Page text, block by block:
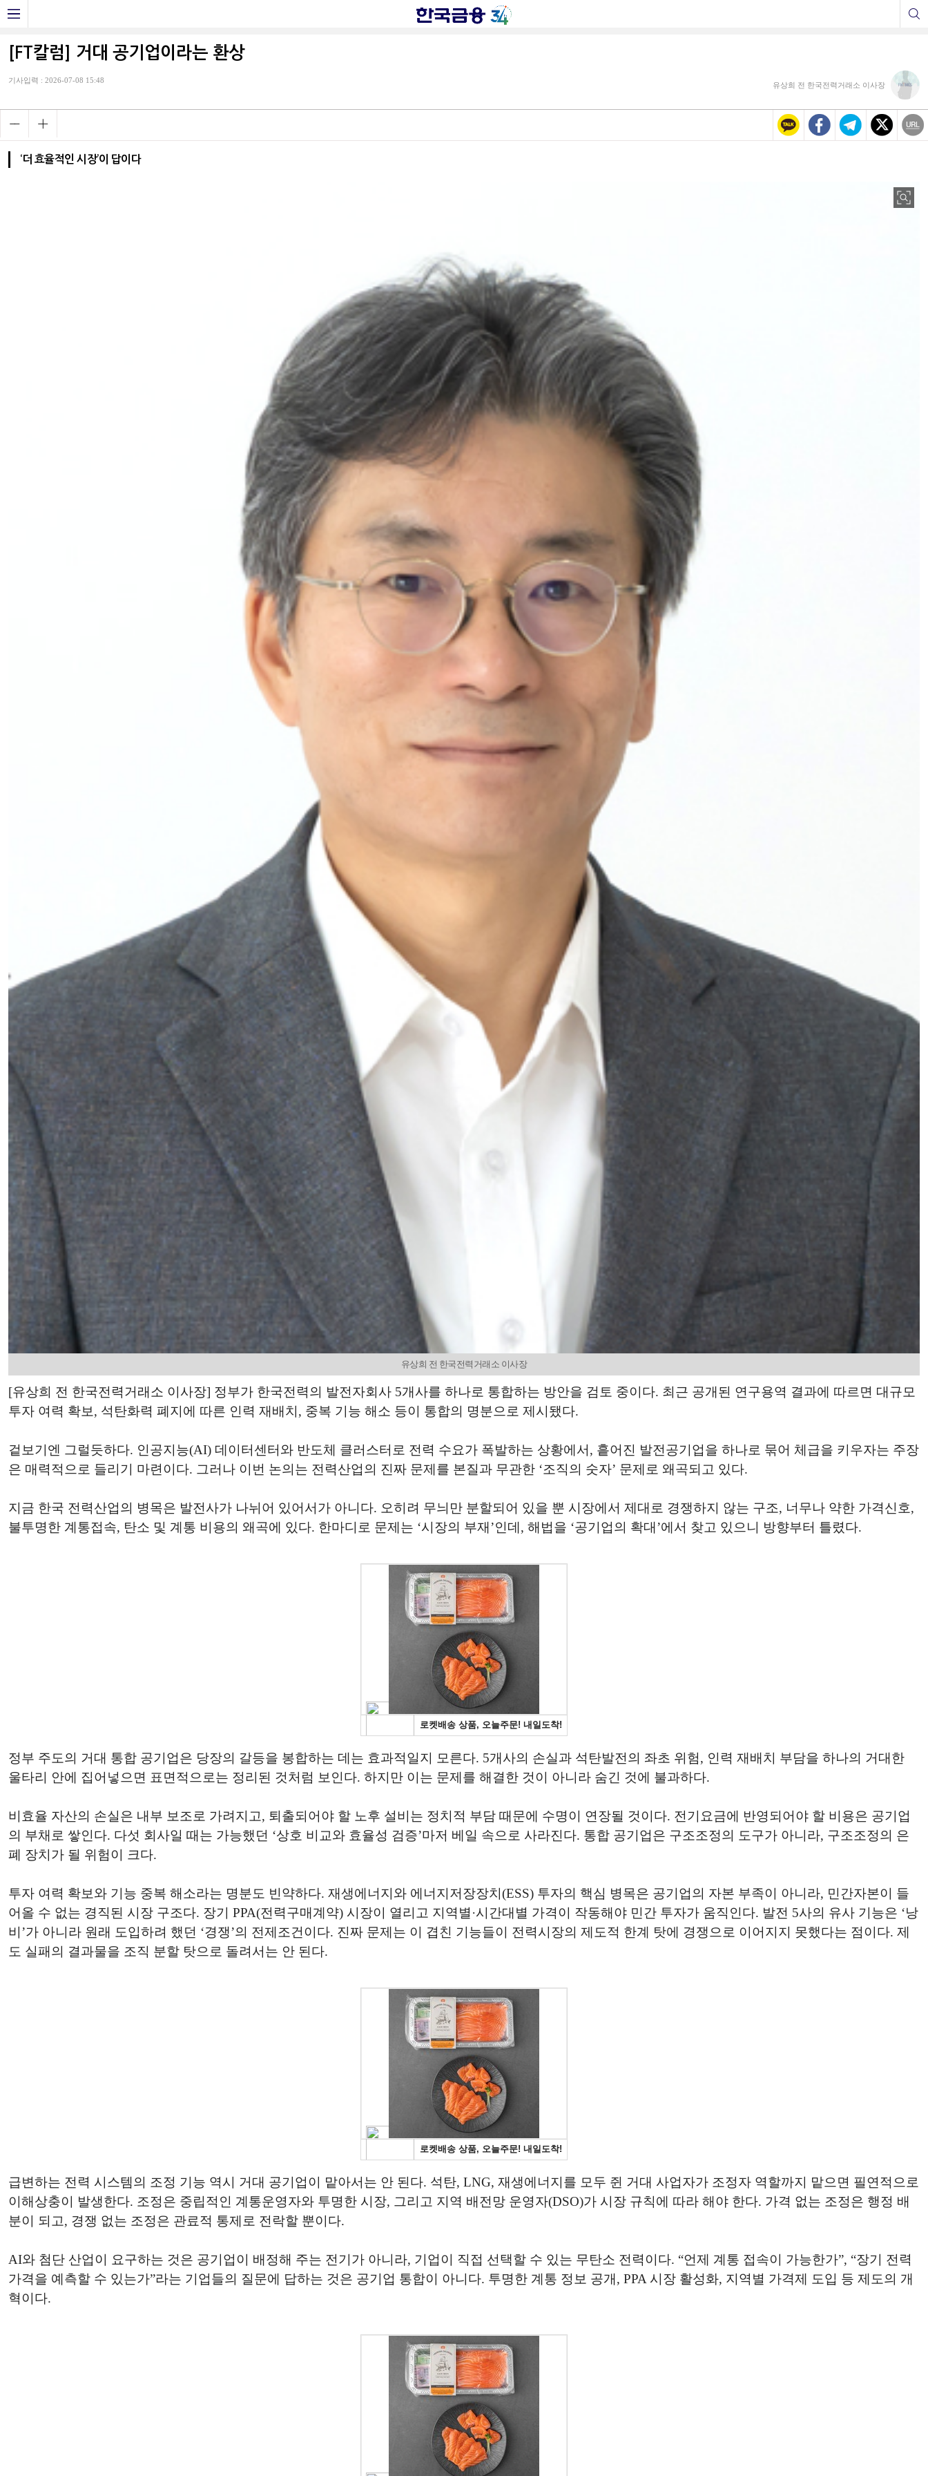
[FT칼럼] 거대 공기업이라는 환상
기사입력 : 2026-07-08 15:48
유상희 전 한국전력거래소 이사장
‘더 효율적인 시장’이 답이다
유상희 전 한국전력거래소 이사장
[유상희 전 한국전력거래소 이사장] 정부가 한국전력의 발전자회사 5개사를 하나로 통합하는 방안을 검토 중이다. 최근 공개된 연구용역 결과에 따르면 대규모
투자 여력 확보, 석탄화력 폐지에 따른 인력 재배치, 중복 기능 해소 등이 통합의 명분으로 제시됐다.
겉보기엔 그럴듯하다. 인공지능(AI) 데이터센터와 반도체 클러스터로 전력 수요가 폭발하는 상황에서, 흩어진 발전공기업을 하나로 묶어 체급을 키우자는 주장
은 매력적으로 들리기 마련이다. 그러나 이번 논의는 전력산업의 진짜 문제를 본질과 무관한 ‘조직의 숫자’ 문제로 왜곡되고 있다.
지금 한국 전력산업의 병목은 발전사가 나뉘어 있어서가 아니다. 오히려 무늬만 분할되어 있을 뿐 시장에서 제대로 경쟁하지 않는 구조, 너무나 약한 가격신호,
불투명한 계통접속, 탄소 및 계통 비용의 왜곡에 있다. 한마디로 문제는 ‘시장의 부재’인데, 해법을 ‘공기업의 확대’에서 찾고 있으니 방향부터 틀렸다.
정부 주도의 거대 통합 공기업은 당장의 갈등을 봉합하는 데는 효과적일지 모른다. 5개사의 손실과 석탄발전의 좌초 위험, 인력 재배치 부담을 하나의 거대한
울타리 안에 집어넣으면 표면적으로는 정리된 것처럼 보인다. 하지만 이는 문제를 해결한 것이 아니라 숨긴 것에 불과하다.
비효율 자산의 손실은 내부 보조로 가려지고, 퇴출되어야 할 노후 설비는 정치적 부담 때문에 수명이 연장될 것이다. 전기요금에 반영되어야 할 비용은 공기업
의 부채로 쌓인다. 다섯 회사일 때는 가능했던 ‘상호 비교와 효율성 검증’마저 베일 속으로 사라진다. 통합 공기업은 구조조정의 도구가 아니라, 구조조정의 은
폐 장치가 될 위험이 크다.
투자 여력 확보와 기능 중복 해소라는 명분도 빈약하다. 재생에너지와 에너지저장장치(ESS) 투자의 핵심 병목은 공기업의 자본 부족이 아니라, 민간자본이 들
어올 수 없는 경직된 시장 구조다. 장기 PPA(전력구매계약) 시장이 열리고 지역별·시간대별 가격이 작동해야 민간 투자가 움직인다. 발전 5사의 유사 기능은 ‘낭
비’가 아니라 원래 도입하려 했던 ‘경쟁’의 전제조건이다. 진짜 문제는 이 겹친 기능들이 전력시장의 제도적 한계 탓에 경쟁으로 이어지지 못했다는 점이다. 제
도 실패의 결과물을 조직 분할 탓으로 돌려서는 안 된다.
급변하는 전력 시스템의 조정 기능 역시 거대 공기업이 맡아서는 안 된다. 석탄, LNG, 재생에너지를 모두 쥔 거대 사업자가 조정자 역할까지 맡으면 필연적으로
이해상충이 발생한다. 조정은 중립적인 계통운영자와 투명한 시장, 그리고 지역 배전망 운영자(DSO)가 시장 규칙에 따라 해야 한다. 가격 없는 조정은 행정 배
분이 되고, 경쟁 없는 조정은 관료적 통제로 전락할 뿐이다.
AI와 첨단 산업이 요구하는 것은 공기업이 배정해 주는 전기가 아니라, 기업이 직접 선택할 수 있는 무탄소 전력이다. “언제 계통 접속이 가능한가”, “장기 전력
가격을 예측할 수 있는가”라는 기업들의 질문에 답하는 것은 공기업 통합이 아니다. 투명한 계통 정보 공개, PPA 시장 활성화, 지역별 가격제 도입 등 제도의 개
혁이다.